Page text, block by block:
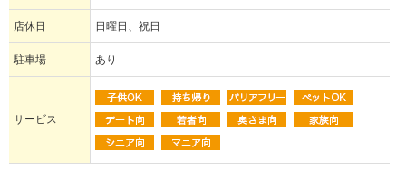
店休日 日曜日、祝日
駐車場 あり
サービス